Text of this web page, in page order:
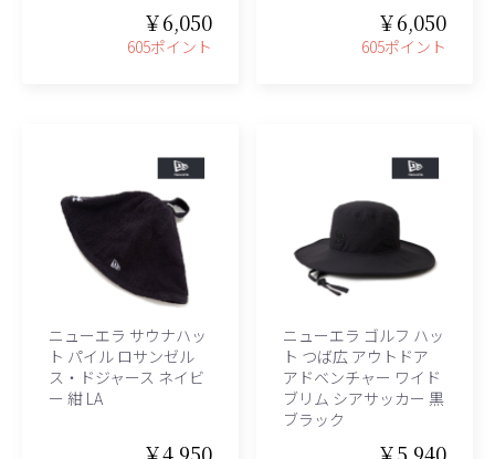
￥6,050
605ポイント
￥6,050
605ポイント
ニューエラ サウナハッ
ト パイル ロサンゼル
ス・ドジャース ネイビ
ー 紺 LA
￥4,950
ニューエラ ゴルフ ハッ
ト つば広 アウトドア
アドベンチャー ワイド
ブリム シアサッカー 黒
ブラック
￥5,940